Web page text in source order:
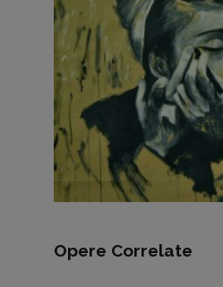
Opere Correlate